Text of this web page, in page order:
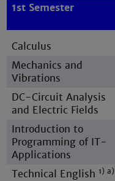
1st Semester
Calculus
Mechanics and
Vibrations
DC-Circuit Analysis
and Electric Fields
Introduction to
Programming of IT-
Applications
Technical English 1) a)